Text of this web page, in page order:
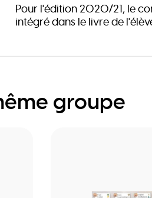
Pour l'édition 2020/21, le
intégré dans le livre de
groupe